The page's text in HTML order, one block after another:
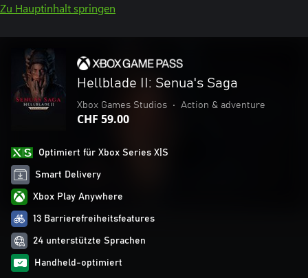
Zu Hauptinhalt springen
Hellblade II: Senua's Saga
Xbox Games Studios • Action & adventure
CHF 59.00
Optimiert für Xbox Series X|S
Smart Delivery
Xbox Play Anywhere
13 Barrierefreiheitsfeatures
24 unterstützte Sprachen
Handheld-optimiert